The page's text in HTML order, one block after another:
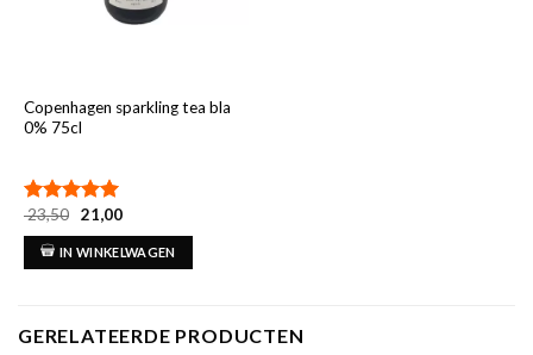
Copenhagen sparkling tea bla
0% 75cl
Gewaardeerd
5.00uit 5
23,50
Oorspronkelijke
prijs
was:
€ 23,50.
21,00Huidige
is:
€ 21,00.
IN WINKELWAGEN
GERELATEERDE PRODUCTEN